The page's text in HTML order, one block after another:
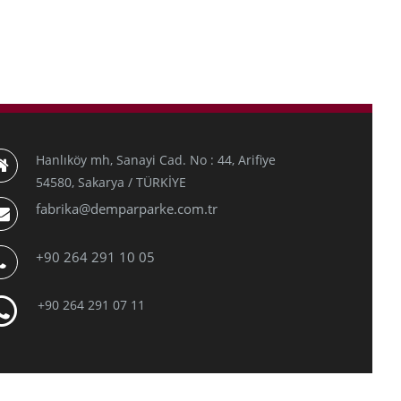
Hanlıköy mh, Sanayi Cad. No : 44, Arifiye
54580, Sakarya / TÜRKİYE
fabrika@demparparke.com.tr
+90 264 291 10 05
+90 264 291 07 11